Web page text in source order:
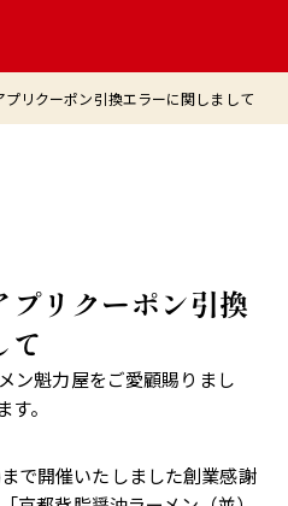
プリクーポン引換エラーに関しまして
プリクーポン引換
て
ン魁力屋をご愛顧賜りまし
。
で開催いたしました創業感謝